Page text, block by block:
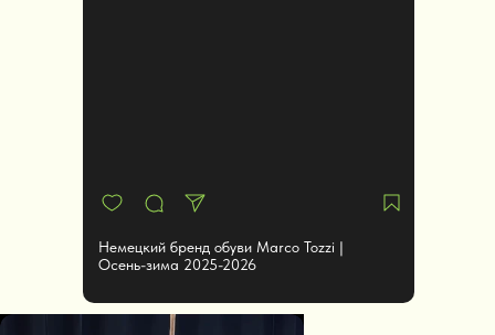
Немецкий бренд обуви Marco Tozzi |
Осень-зима 2025-2026